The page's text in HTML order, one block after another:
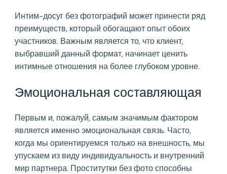
Интим-досуг без фотографий может принести ряд
преимуществ, который обогащают опыт обоих
участников. Важным является то, что клиент,
выбравший данный формат, начинает ценить
интимные отношения на более глубоком уровне.
Эмоциональная составляющая
Первым и, пожалуй, самым значимым фактором
является именно эмоциональная связь. Часто,
когда мы ориентируемся только на внешность, мы
упускаем из виду индивидуальность и внутренний
мир партнера. Проститутки без фото способны